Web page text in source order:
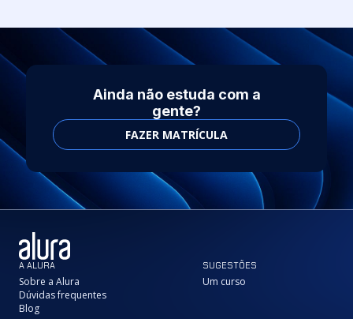
Ainda não estuda com a
gente?
FAZER MATRÍCULA
A ALURA
Sobre a Alura
Dúvidas frequentes
Blog
SUGESTÕES
Um curso